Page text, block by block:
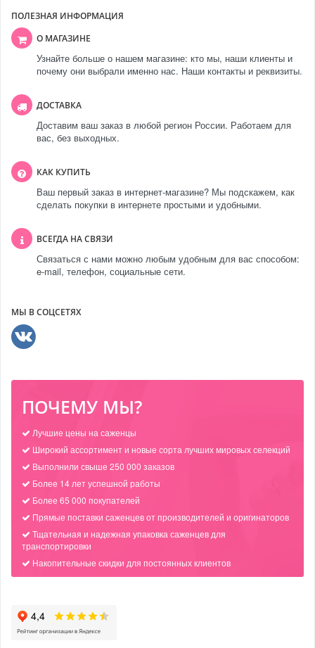
ПОЛЕЗНАЯ ИНФОРМАЦИЯ
О МАГАЗИНЕ
Узнайте больше о нашем магазине: кто мы, наши клиенты и
почему они выбрали именно нас. Наши контакты и реквизиты.
ДОСТАВКА
Доставим ваш заказ в любой регион России. Работаем для
вас, без выходных.
КАК КУПИТЬ
Ваш первый заказ в интернет-магазине? Мы подскажем, как
сделать покупки в интернете простыми и удобными.
ВСЕГДА НА СВЯЗИ
Связаться с нами можно любым удобным для вас способом:
e-mail, телефон, социальные сети.
МЫ В СОЦСЕТЯХ
ПОЧЕМУ МЫ?
Лучшие цены на саженцы
Широкий ассортимент и новые сорта лучших мировых селекций
Выполнили свыше 250 000 заказов
Более 14 лет успешной работы
Более 65 000 покупателей
Прямые поставки саженцев от производителей и оригинаторов
Тщательная и надежная упаковка саженцев для
транспортировки
Накопительные скидки для постоянных клиентов